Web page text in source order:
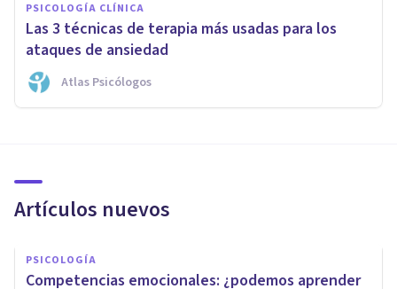
PSICOLOGÍA CLÍNICA
Las 3 técnicas de terapia más usadas para los
ataques de ansiedad
Atlas Psicólogos
Artículos nuevos
PSICOLOGÍA
Competencias emocionales: ¿podemos aprender